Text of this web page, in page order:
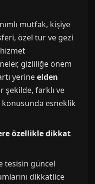
mutfak, kişiye
özel tur ve gezi
gizliliğe önem
yerineelden
şekilde, farklı ve
esneklik
özellikle dikkat
tesisin güncel
dikkatlice